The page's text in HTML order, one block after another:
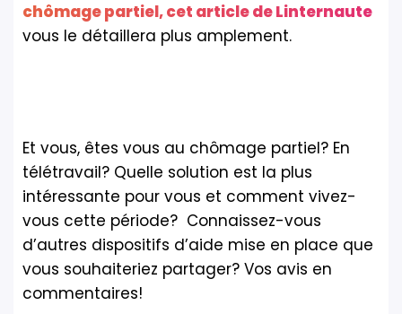
chômage partiel, cet article de Linternaute
vous le détaillera plus amplement.
Et vous, êtes vous au chômage partiel? En
télétravail? Quelle solution est la plus
intéressante pour vous et comment vivez-
vous cette période? Connaissez-vous
d’autres dispositifs d’aide mise en place que
vous souhaiteriez partager? Vos avis en
commentaires!